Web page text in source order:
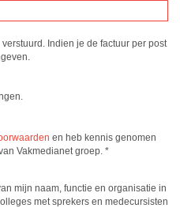
Indien je de factuur per post
en heb kennis genomen
Vakmedianet groep. *
mijn naam, functie en organisatie in
met sprekers en medecursisten